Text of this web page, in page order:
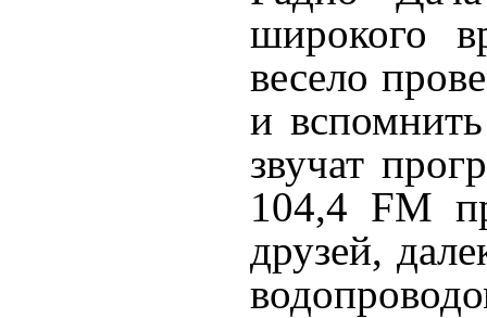
широкого
весело
и
звучат
104,4 FM
друзей,